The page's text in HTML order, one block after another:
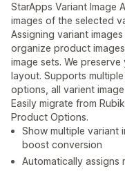
StarApps Variant Image
images of the selected
Assigning variant
organize product
image sets. We
layout. Supports
options, all varient
Easily migrate from
Product Options.
Show multiple variant
boost conversion
Automatically assigns